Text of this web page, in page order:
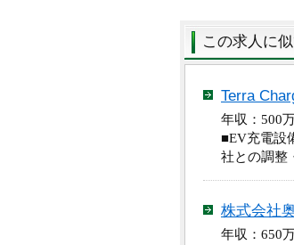
この求人に
Terra
年収：500
■EV充電設
社との調整
株式会社
年収：650